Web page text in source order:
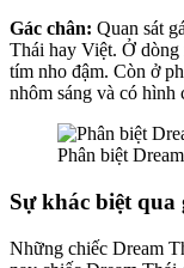
Gác chân: Quan sát
Thái hay Việt. Ở dòng
tím nho đậm. Còn ở
nhôm sáng và có hình
Phân biệt
Sự khác biệt qua
Những chiếc Dream